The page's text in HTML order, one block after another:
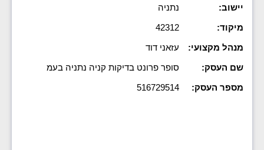
יישוב:
נתניה
מיקוד:
42312
מנהל מקצועי:
עזאני דוד
שם העסק:
סופר פרונט בדיקות קניה נתניה בעמ
מספר העסק:
516729514